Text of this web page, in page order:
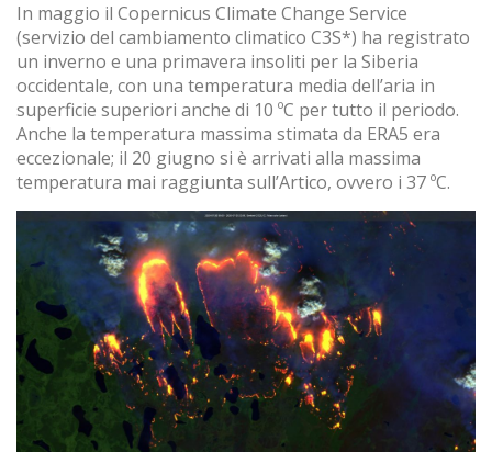
In maggio il Copernicus Climate Change Service
(servizio del cambiamento climatico C3S*) ha registrato
un inverno e una primavera insoliti per la Siberia
occidentale, con una temperatura media dell’aria in
superficie superiori anche di 10 ºC per tutto il periodo.
Anche la temperatura massima stimata da ERA5 era
eccezionale; il 20 giugno si è arrivati alla massima
temperatura mai raggiunta sull’Artico, ovvero i 37 ºC.